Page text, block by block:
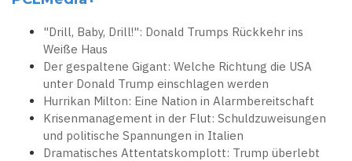
"Drill, Baby, Drill!": Donald Trumps Rückkehr ins
Weiße Haus
Der gespaltene Gigant: Welche Richtung die USA
unter Donald Trump einschlagen werden
Hurrikan Milton: Eine Nation in Alarmbereitschaft
Krisenmanagement in der Flut: Schuldzuweisungen
und politische Spannungen in Italien
Dramatisches Attentatskomplott: Trump überlebt